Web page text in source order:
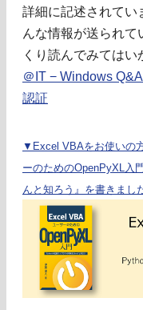
詳細に記述されてい
んな情報が送られて
くり読んでみてはい
＠IT − Windows
認証
▼Excel VBAをお使いの
ーのためのOpenPyXL入
んと知ろう』を書きまし